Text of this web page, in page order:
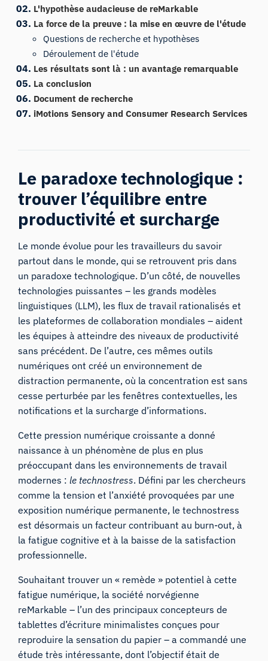
L'hypothèse audacieuse de reMarkable
La force de la preuve : la mise en œuvre de l'étude
Questions de recherche et hypothèses
Déroulement de l'étude
Les résultats sont là : un avantage remarquable
La conclusion
Document de recherche
iMotions Sensory and Consumer Research Services
Le paradoxe technologique :
trouver l’équilibre entre
productivité et surcharge
Le monde évolue pour les travailleurs du savoir
partout dans le monde, qui se retrouvent pris dans
un paradoxe technologique. D’un côté, de nouvelles
technologies puissantes – les grands modèles
linguistiques (LLM), les flux de travail rationalisés et
les plateformes de collaboration mondiales – aident
les équipes à atteindre des niveaux de productivité
sans précédent. De l’autre, ces mêmes outils
numériques ont créé un environnement de
distraction permanente, où la concentration est sans
cesse perturbée par les fenêtres contextuelles, les
notifications et la surcharge d’informations.
Cette pression numérique croissante a donné
naissance à un phénomène de plus en plus
préoccupant dans les environnements de travail
modernes :le technostress. Défini par les chercheurs
comme latension et l’anxiété provoquées par une
exposition numérique permanente, le technostress
est désormais un facteur contribuant au burn-out, à
la fatigue cognitive et à la baisse de la satisfaction
professionnelle.
Souhaitant trouver un « remède » potentiel à cette
fatigue numérique, la société norvégienne
reMarkable – l’un des principaux concepteurs de
tablettes d’écriture minimalistes conçues pour
reproduire la sensation du papier – a commandé une
étude très intéressante, dont l’objectif était de